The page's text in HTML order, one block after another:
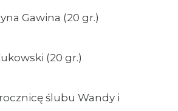
Gawina (20 gr.)
(20 gr.)
ślubu Wandy i